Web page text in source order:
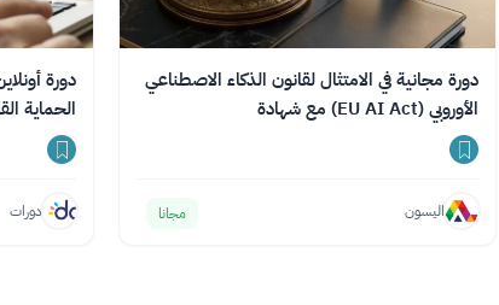
دورة مجانية في الامتثال لقانون الذكاء الاصطناعي
الأوروبي (EU AI Act) مع شهادة
اليسون مجانا
دورة
الحماية
دورات